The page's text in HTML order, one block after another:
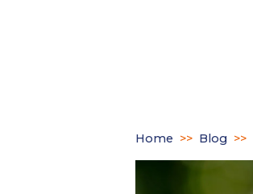
Home >> Blog >>